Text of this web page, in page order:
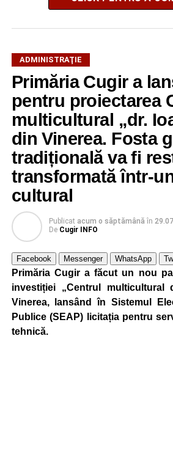
ADMINISTRAŢIE
Primăria Cugir a
pentru proiectarea
multicultural „dr.
din Vinerea. Fosta
tradițională va fi
transformată într-
cultural
Publicat acum o săptămână în
De Cugir INFO
Facebook Messenger WhatsApp
Primăria Cugir a făcut un nou
investiției „Centrul multicultural
Vinerea, lansând în Sistemul
Publice (SEAP) licitația pentru
tehnică.